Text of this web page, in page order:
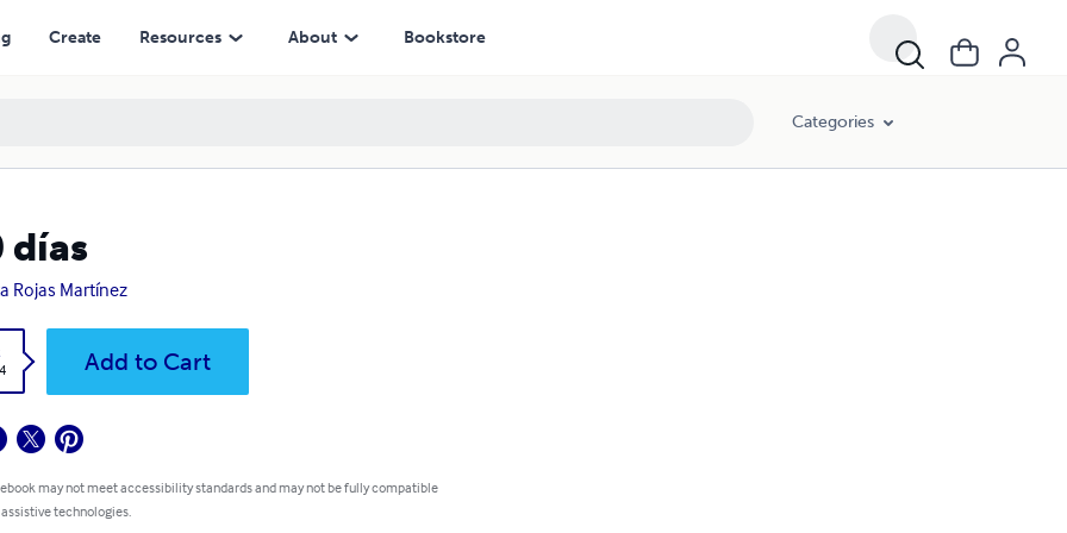
Create Resources About Bookstore
Categories
días
Rojas Martínez
Add to Cart
may not meet accessibility standards and may not be fully compatible
technologies.